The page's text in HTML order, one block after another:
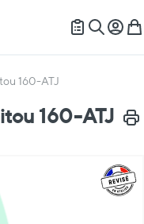
Mon
160-ATJ
160-ATJ